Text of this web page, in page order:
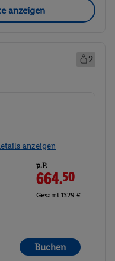
anzeigen
2
anzeigen
p.P.
664.50
Gesamt 1329 €
Buchen